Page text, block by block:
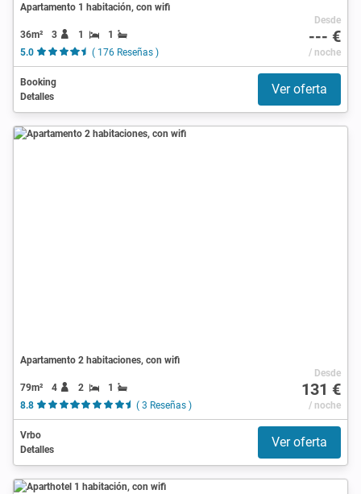
Apartamento 1 habitación, con wifi
36m² 3 1
1
5.0
( 176 Reseñas )
Desde
--- €
/ noche
Booking
Detalles
Ver oferta
Apartamento 2 habitaciones, con wifi
79m² 4 2
1
8.8
( 3 Reseñas )
Desde
131 €
/ noche
Vrbo
Detalles
Ver oferta